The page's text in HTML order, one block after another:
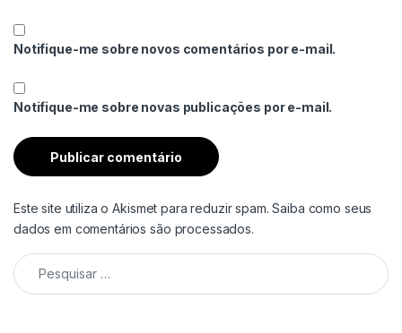
Notifique-me sobre novos comentários por e-mail.
Notifique-me sobre novas publicações por e-mail.
Este site utiliza o Akismet para reduzir spam.Saiba como seus
dados em comentários são processados.
Pesquisar por: